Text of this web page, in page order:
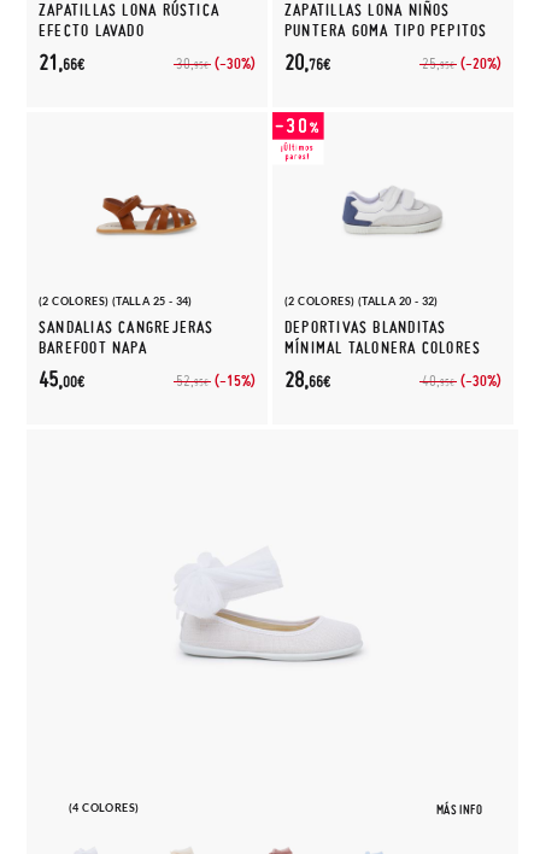
ZAPATILLAS LONA RÚSTICA
EFECTO LAVADO
30,95€ (-30%)
21,66€
ZAPATILLAS LONA NIÑOS
PUNTERA GOMA TIPO PEPITOS
25,95€ (-20%)
20,76€
(2 COLORES) (TALLA 25 - 34)
SANDALIAS CANGREJERAS
BAREFOOT NAPA
52,95€ (-15%)
45,00€
(2 COLORES) (TALLA 20 - 32)
DEPORTIVAS BLANDITAS
MÍNIMAL TALONERA COLORES
40,95€ (-30%)
28,66€
(4 COLORES) MÁS INFO